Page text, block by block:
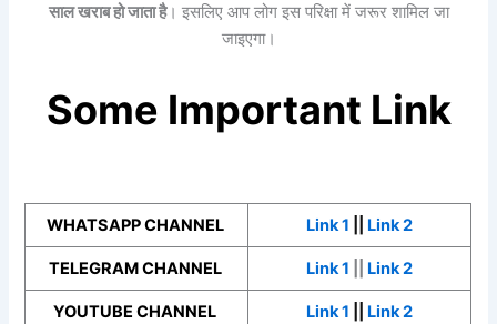
साल खराब हो जाता है। इसलिए आप लोग इस परिक्षा में जरूर शामिल जा
जाइएगा।
Some Important Link
WHATSAPP CHANNEL Link 1 Link 2
TELEGRAM CHANNEL Link 1 Link 2
YOUTUBE CHANNEL Link 1 Link 2